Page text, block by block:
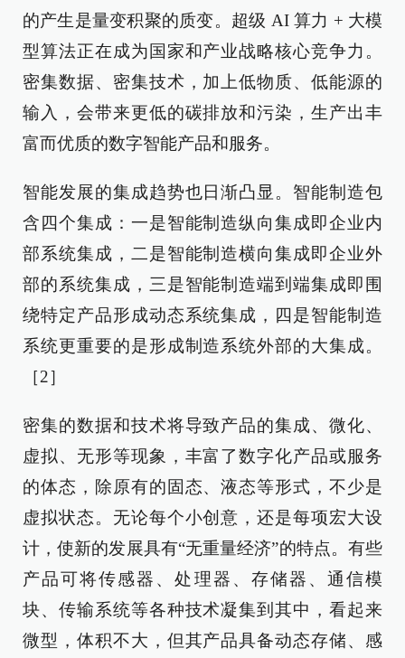
的产生是量变积聚的质变。超级 AI 算力 + 大模
型算法正在成为国家和产业战略核心竞争力。
密集数据、密集技术，加上低物质、低能源的
输入，会带来更低的碳排放和污染，生产出丰
富而优质的数字智能产品和服务。
智能发展的集成趋势也日渐凸显。智能制造包
含四个集成：一是智能制造纵向集成即企业内
部系统集成，二是智能制造横向集成即企业外
部的系统集成，三是智能制造端到端集成即围
绕特定产品形成动态系统集成，四是智能制造
系统更重要的是形成制造系统外部的大集成。
［2］
密集的数据和技术将导致产品的集成、微化、
虚拟、无形等现象，丰富了数字化产品或服务
的体态，除原有的固态、液态等形式，不少是
虚拟状态。无论每个小创意，还是每项宏大设
计，使新的发展具有“无重量经济”的特点。有些
产品可将传感器、处理器、存储器、通信模
块、传输系统等各种技术凝集到其中，看起来
微型，体积不大，但其产品具备动态存储、感